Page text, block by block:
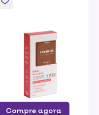
Compre agora